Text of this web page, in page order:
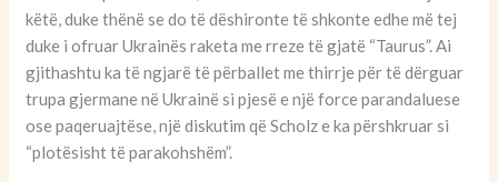
këtë, duke thënë se do të dëshironte të shkonte edhe më tej
duke i ofruar Ukrainës raketa me rreze të gjatë “Taurus”. Ai
gjithashtu ka të ngjarë të përballet me thirrje për të dërguar
trupa gjermane në Ukrainë si pjesë e një force parandaluese
ose paqeruajtëse, një diskutim që Scholz e ka përshkruar si
“plotësisht të parakohshëm”.